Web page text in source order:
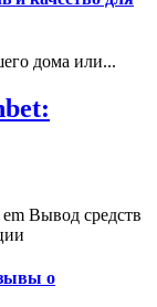
дома или...
em Вывод средств
о